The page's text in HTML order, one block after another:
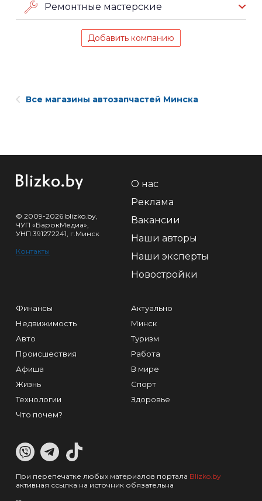
Ремонтные мастерские
Добавить компанию
Все магазины автозапчастей Минска
© 2009-2026 blizko.by,
ЧУП «БарокМедиа»,
УНП 391272241, г.Минск
Контакты
О нас
Реклама
Вакансии
Наши авторы
Наши эксперты
Новостройки
Финансы
Недвижимость
Авто
Происшествия
Афиша
Жизнь
Технологии
Что почем?
Актуально
Минск
Туризм
Работа
В мире
Спорт
Здоровье
При перепечатке любых материалов портала Blizko.by
активная ссылка на источник обязательна